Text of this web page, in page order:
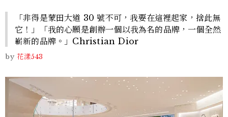
「非得是蒙田大道 30 號不可，我要在這裡起家，捨此無
它！」「我的心願是創辦一個以我為名的品牌，一個全然
嶄新的品牌。」Christian Dior
by 花漾543